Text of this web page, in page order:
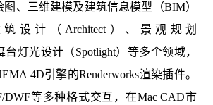
、三维建模及建筑信息模型（BIM）
设计（Architect）、景观规划
台灯光设计（Spotlight）等多个领域，
4D引擎的Renderworks渲染插件。
DWF等多种格式交互，在Mac CAD市